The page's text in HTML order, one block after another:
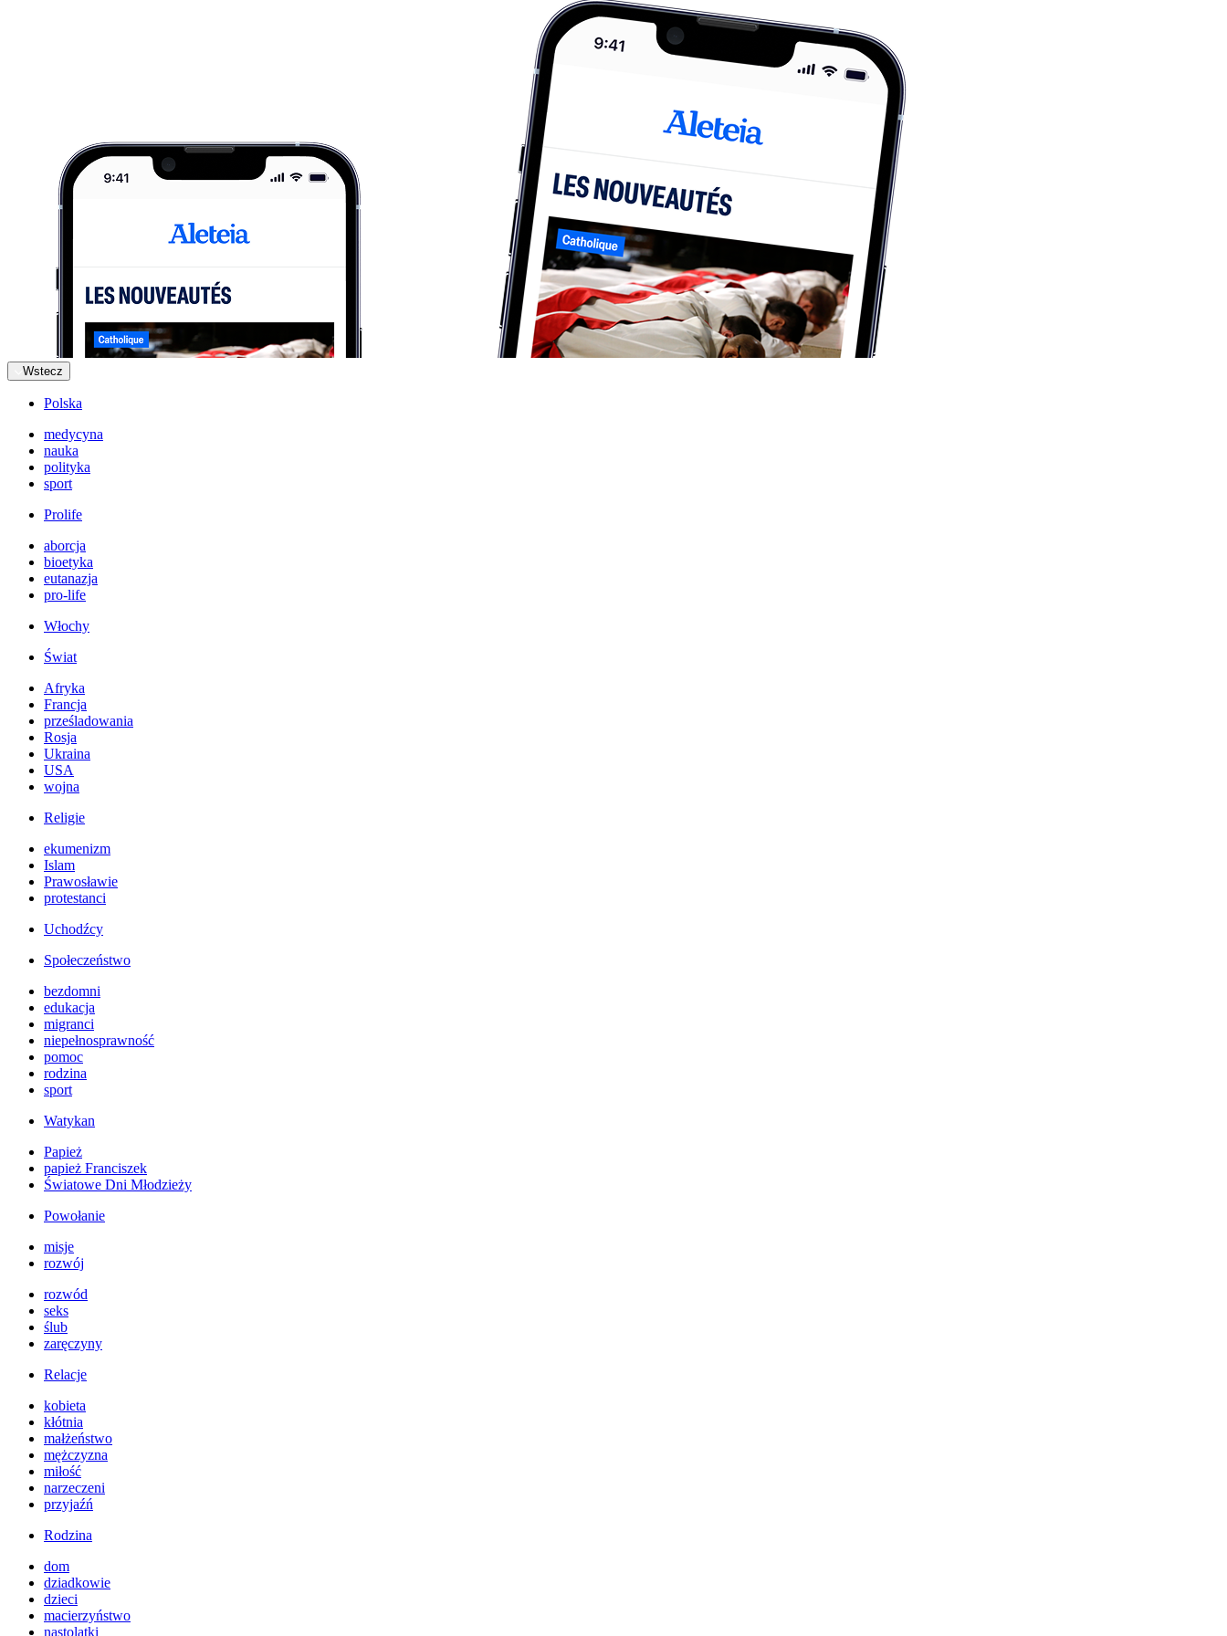
Wstecz
Polska
medycyna
nauka
polityka
sport
Prolife
aborcja
bioetyka
eutanazja
pro-life
Włochy
Świat
Afryka
Francja
prześladowania
Rosja
Ukraina
USA
wojna
Religie
ekumenizm
Islam
Prawosławie
protestanci
Uchodźcy
Społeczeństwo
bezdomni
edukacja
migranci
niepełnosprawność
pomoc
rodzina
sport
Watykan
Papież
papież Franciszek
Światowe Dni Młodzieży
Powołanie
misje
rozwój
rozwód
seks
ślub
zaręczyny
Relacje
kobieta
kłótnia
małżeństwo
mężczyzna
miłość
narzeczeni
przyjaźń
Rodzina
dom
dziadkowie
dzieci
macierzyństwo
nastolatki